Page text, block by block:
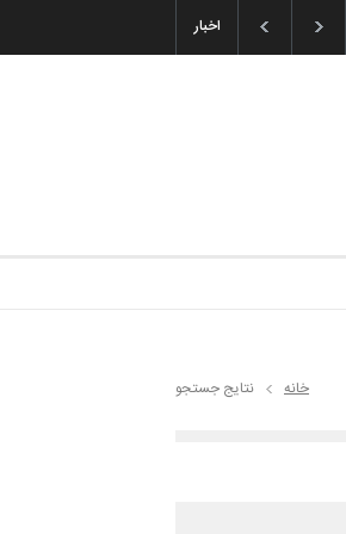
اخبار
خانه نتایج جستجو